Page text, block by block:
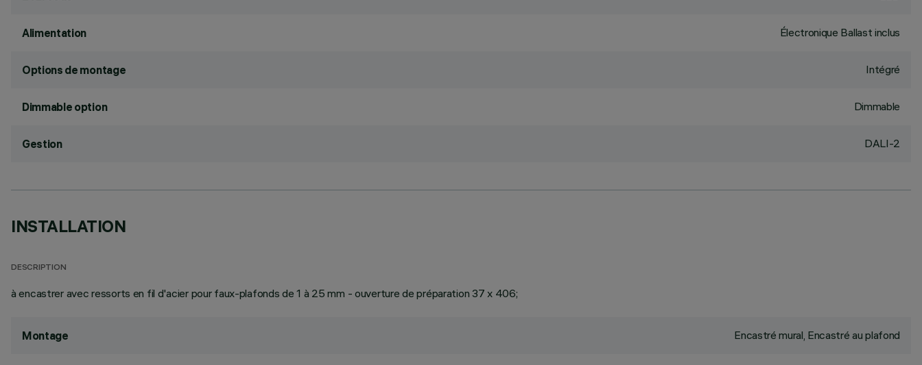
Alimentation Électronique Ballast inclus
Options de montage Intégré
Dimmable option Dimmable
Gestion DALI-2
INSTALLATION
DESCRIPTION
à encastrer avec ressorts en fil d'acier pour faux-plafonds de 1 à 25 mm - ouverture de préparation 37 x 406;
Montage Encastré mural, Encastré au plafond